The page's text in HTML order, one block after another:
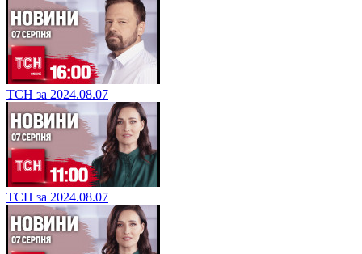
ТСН за 2024.08.07
ТСН за 2024.08.07